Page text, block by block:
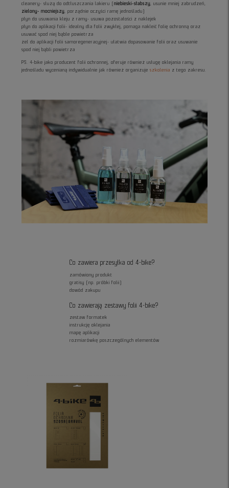
cleanery- służą do odtłuszczania lakieru (niebieski-słabszy
, usunie mniej zabrudzeń,
zielony- mocniejszy
, porządnie oczyści ramę jednośladu)
płyn do usuwania kleju z ramy- usuwa pozostałości z naklejek
płyn do aplikacji folii- idealny dla folii zwykłej, pomaga nakleić folię ochronną oraz
usuwać spod niej bąble powietrza
żel do aplikacji folii samoregeneracyjnej- ułatwia dopasowanie folii oraz usuwanie
spod niej bąbli powietrza
PS. 4-bike jako producent folii ochronnej, oferuje również usługę oklejania ramy
jednośladu wycenianą indywidualnie jak również organizujeszkolenia z tego zakresu.
Co zawiera przesyłka od 4-bike?
zamówiony produkt
gratisy (np. próbki folii)
dowód zakupu
Co zawierają zestawy folii 4-bike?
zestaw formatek
instrukcję oklejania
mapę aplikacji
rozmiarówkę poszczególnych elementów